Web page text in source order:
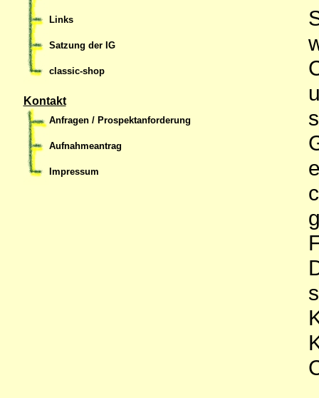
Links
Satzung der IG
classic-shop
Kontakt
Anfragen / Prospektanforderung
Aufnahmeantrag
Impressum